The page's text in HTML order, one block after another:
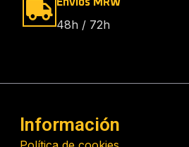
48h / 72h
Información